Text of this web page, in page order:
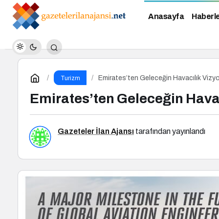
Anasayfa
Turizm Emirates’ten Geleceğin Havacılık
Emirates’ten Geleceğin
Gazeteler İlan Ajansı tarafından yayınlandı